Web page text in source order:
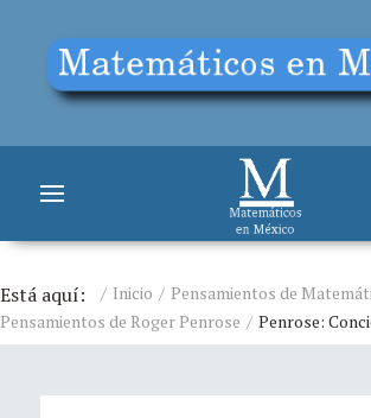
Está aquí: Inicio
Pensamientos de
Pensamientos de Roger Penrose
Penrose: